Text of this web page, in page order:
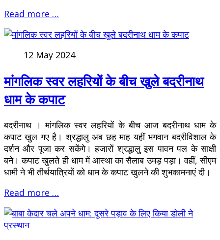
Read more …
12 May 2024
मांगलिक स्वर लहरियों के बीच खुले बदरीनाथ
धाम के कपाट
बदरीनाथ । मांगलिक स्वर लहरियों के बीच आज बदरीनाथ धाम के
कपाट खुल गए है। श्रद्धालु अब छह माह यहीं भगवान बदरीविशाल के
दर्शन और पूजा कर सकेंगे। हजारों श्रद्धालु इस पावन पल के साक्षी
बने। कपाट खुलते ही धाम में आस्था का सैलाब उमड़ पड़ा। वहीं, सीएम
धामी ने भी तीर्थयात्रियों को धाम के कपाट खुलने की शुभकामनाएं दी।
Read more …